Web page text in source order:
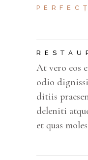
At vero eos
odio
ditiis
deleniti
et quas